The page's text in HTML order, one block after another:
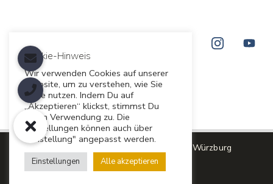
Copyright © 2026 Campermanufaktur Würzburg
Cookie-Hinweis
Wir verwenden Cookies auf unserer
Website, um zu verstehen, wie Sie
diese nutzen. Indem Du auf
„Akzeptieren“ klickst, stimmst Du
deren Verwendung zu. Die
Einstellungen können auch über
"Einstellung" angepasst werden.
Einstellungen Alle akzeptieren